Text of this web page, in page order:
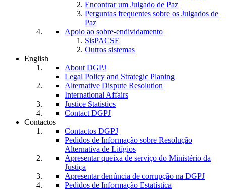
Encontrar um Julgado de Paz
Perguntas frequentes sobre os Julgados de
Paz
Apoio ao sobre-endividamento
SisPACSE
Outros sistemas
English
About DGPJ
Legal Policy and Strategic Planing
Alternative Dispute Resolution
International Affairs
Justice Statistics
Contact DGPJ
Contactos
Contactos DGPJ
Pedidos de Informação sobre Resolução
Alternativa de Litígios
Apresentar queixa de serviço do Ministério da
Justiça
Apresentar denúncia de corrupção na DGPJ
Pedidos de Informação Estatística